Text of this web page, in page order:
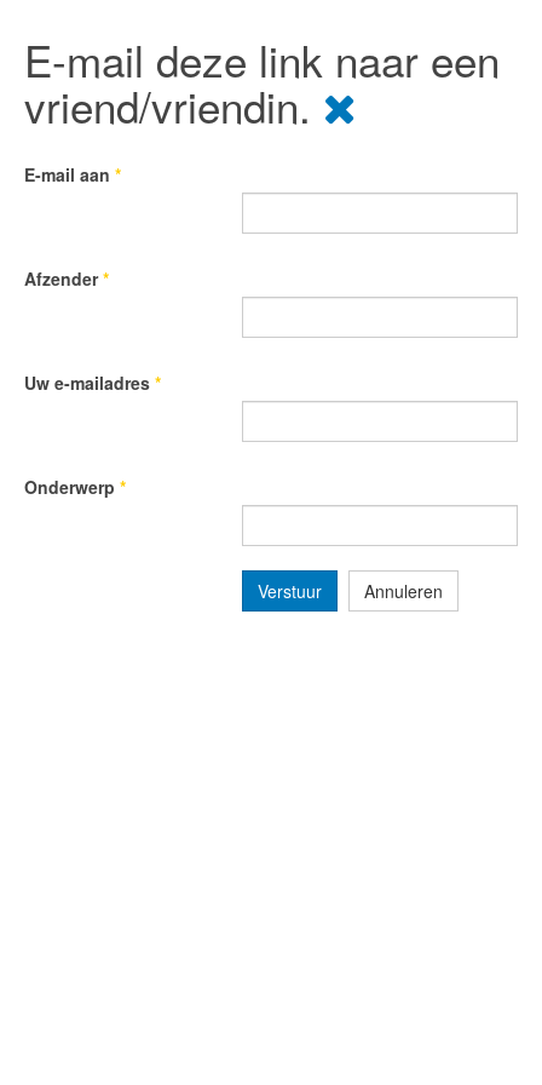
E-mail deze link naar een
vriend/vriendin.
E-mail aan *
Afzender*
Uw e-mailadres *
Onderwerp *
Verstuur Annuleren